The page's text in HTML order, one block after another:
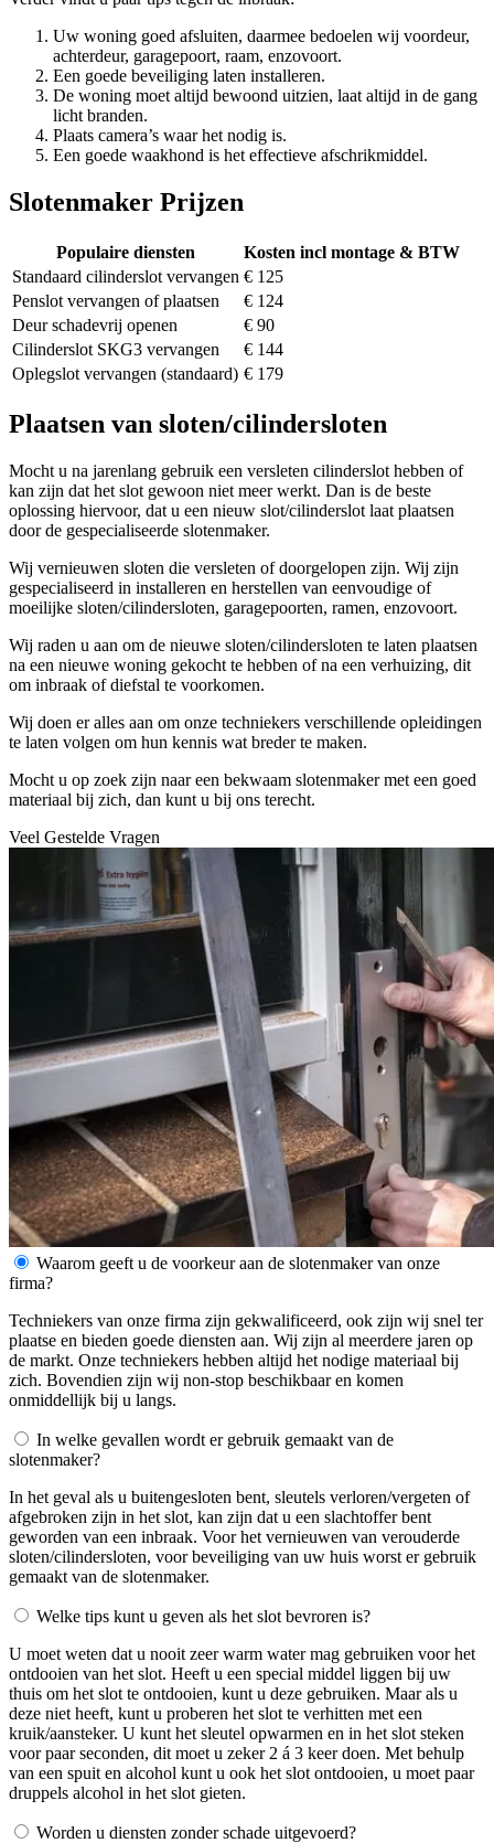
Uw woning goed afsluiten, daarmee bedoelen wij voordeur,
achterdeur, garagepoort, raam, enzovoort.
Een goede beveiliging laten installeren.
De woning moet altijd bewoond uitzien, laat altijd in de gang
licht branden.
Plaats camera’s waar het nodig is.
Een goede waakhond is het effectieve afschrikmiddel.
Slotenmaker Prijzen
Populaire diensten
Kosten incl montage & BTW
Standaard cilinderslot vervangen € 125
Penslot vervangen of plaatsen
€ 124
Deur schadevrij openen
€ 90
Cilinderslot SKG3 vervangen
€ 144
Oplegslot vervangen (standaard) € 179
Plaatsen van sloten/cilindersloten
Mocht u na jarenlang gebruik een versleten cilinderslot hebben of
kan zijn dat het slot gewoon niet meer werkt. Dan is de beste
oplossing hiervoor, dat u een nieuw slot/cilinderslot laat plaatsen
door de gespecialiseerde slotenmaker.
Wij vernieuwen sloten die versleten of doorgelopen zijn. Wij zijn
gespecialiseerd in installeren en herstellen van eenvoudige of
moeilijke sloten/cilindersloten, garagepoorten, ramen, enzovoort.
Wij raden u aan om de nieuwe sloten/cilindersloten te laten plaatsen
na een nieuwe woning gekocht te hebben of na een verhuizing, dit
om inbraak of diefstal te voorkomen.
Wij doen er alles aan om onze techniekers verschillende opleidingen
te laten volgen om hun kennis wat breder te maken.
Mocht u op zoek zijn naar een bekwaam slotenmaker met een goed
materiaal bij zich, dan kunt u bij ons terecht.
Veel Gestelde Vragen
Waarom geeft u de voorkeur aan de slotenmaker van onze
firma?
Techniekers van onze firma zijn gekwalificeerd, ook zijn wij snel ter
plaatse en bieden goede diensten aan. Wij zijn al meerdere jaren op
de markt. Onze techniekers hebben altijd het nodige materiaal bij
zich. Bovendien zijn wij non-stop beschikbaar en komen
onmiddellijk bij u langs.
In welke gevallen wordt er gebruik gemaakt van de
slotenmaker?
In het geval als u buitengesloten bent, sleutels verloren/vergeten of
afgebroken zijn in het slot, kan zijn dat u een slachtoffer bent
geworden van een inbraak. Voor het vernieuwen van verouderde
sloten/cilindersloten, voor beveiliging van uw huis worst er gebruik
gemaakt van de slotenmaker.
Welke tips kunt u geven als het slot bevroren is?
U moet weten dat u nooit zeer warm water mag gebruiken voor het
ontdooien van het slot. Heeft u een special middel liggen bij uw
thuis om het slot te ontdooien, kunt u deze gebruiken. Maar als u
deze niet heeft, kunt u proberen het slot te verhitten met een
kruik/aansteker. U kunt het sleutel opwarmen en in het slot steken
voor paar seconden, dit moet u zeker 2 á 3 keer doen. Met behulp
van een spuit en alcohol kunt u ook het slot ontdooien, u moet paar
druppels alcohol in het slot gieten.
Worden u diensten zonder schade uitgevoerd?